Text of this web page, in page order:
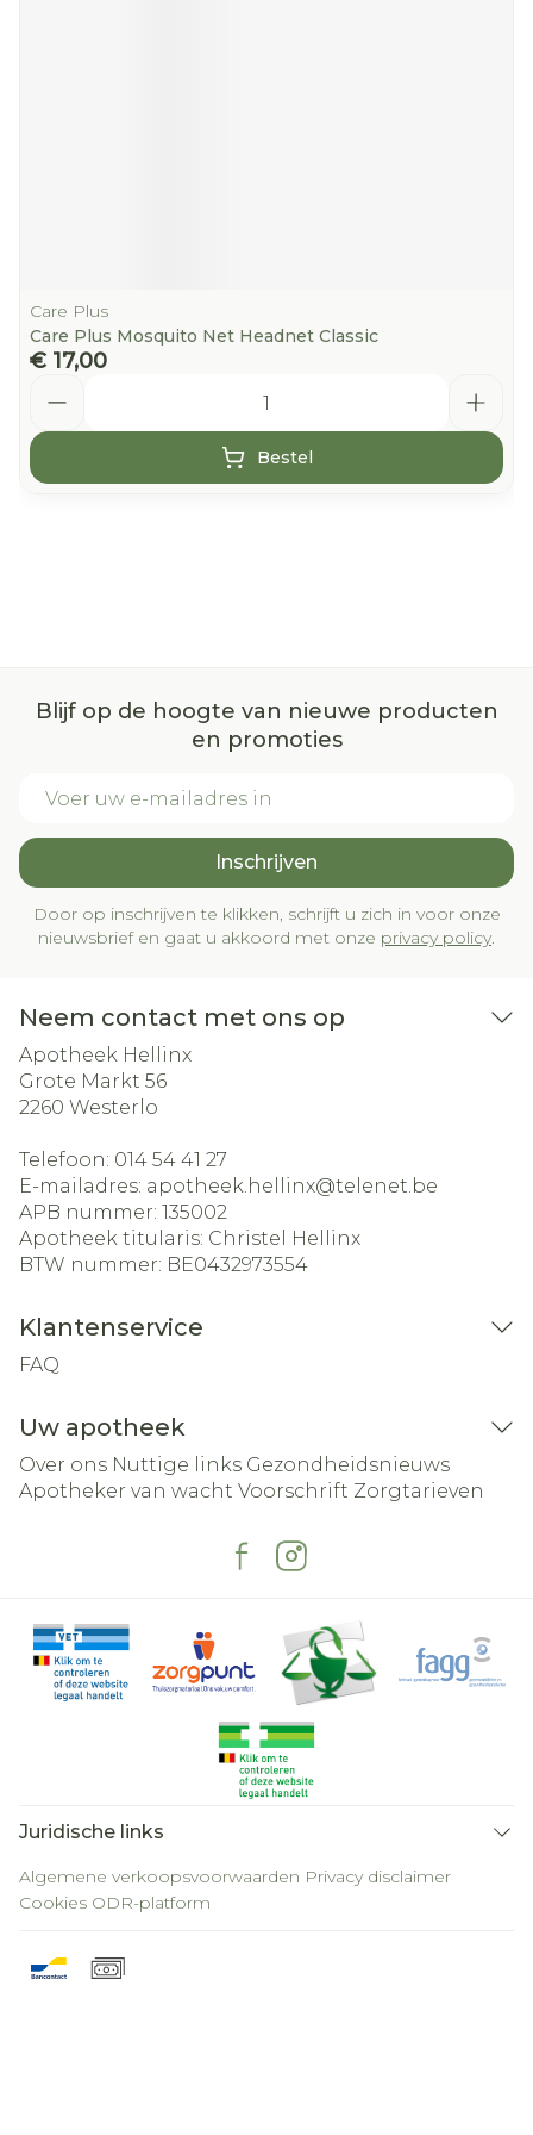
Care Plus
Care Plus Mosquito Net Headnet Classic
€ 17,00
Bestel
Blijf op de hoogte van nieuwe producten
en promoties
Inschrijven
Door op inschrijven te klikken, schrijft u zich in voor onze
nieuwsbrief en gaat u akkoord met onze privacy policy.
Neem contact met ons op
Apotheek Hellinx
Grote Markt 56
2260 Westerlo
Telefoon: 014 54 41 27
E-mailadres: apotheek.hellinx@telenet.be
APB nummer: 135002
Apotheek titularis: Christel Hellinx
BTW nummer: BE0432973554
Klantenservice
FAQ
Uw apotheek
Over ons Nuttige links Gezondheidsnieuws
Apotheker van wacht Voorschrift Zorgtarieven
Juridische links
Algemene verkoopsvoorwaarden Privacy disclaimer
Cookies ODR-platform